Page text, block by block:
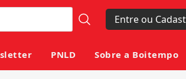
Entre ou
PNLD Sobre a Boitempo